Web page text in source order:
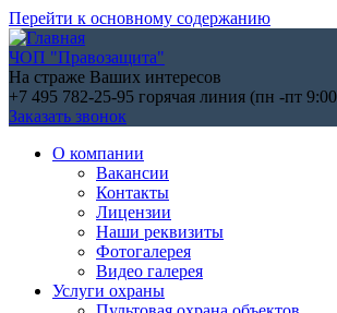
Перейти к основному содержанию
ЧОП "Правозащита"
На страже Ваших интересов
+7 495 782-25-95 горячая линия (пн -пт
Заказать звонок
О компании
Вакансии
Контакты
Лицензии
Наши реквизиты
Фотогалерея
Видео галерея
Услуги охраны